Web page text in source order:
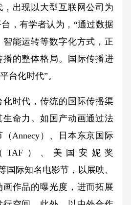
出现以大型互联网公司为
，有学者认为，“通过数据
能运转等数字化方式，正
的整体格局。国际传播进
台化时代”。
时代，传统的国际传播渠
命力。如国产动画通过法
Annecy）、日本东京国际
TAF）、美国安妮奖
国际知名电影节，以展映、
作品的曝光度，进而拓展